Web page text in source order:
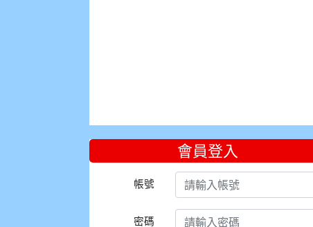
會員登入
帳號
密碼